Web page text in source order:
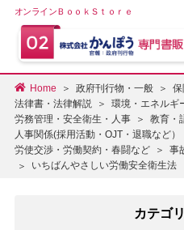
オンラインＢｏｏｋＳｔｏｒｅ
Home 政府刊行物・一般
法律書・法律解説
環境・エネルギ
労務管理・安全衛生・人事
教育・
人事関係(採用活動・OJT・退職など）
労使交渉・労働契約・春闘など
事
いちばんやさしい労働安全衛生
カテゴ